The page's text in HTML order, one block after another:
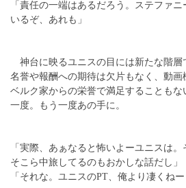
「責任の一端はあるだろう。ステファ
いるぞ、あれも」
神台に映るユニスの目には新たな階層
名誉や報酬への期待は欠片もなく、動
ベルク家からの栄誉で満足することもな
一度。もう一度あの手に。
「実際、あぁなると怖いよーユニスは
そこら中旅してるのもおかしな話だし」
「それな。ユニスのPT、俺より凄くねー